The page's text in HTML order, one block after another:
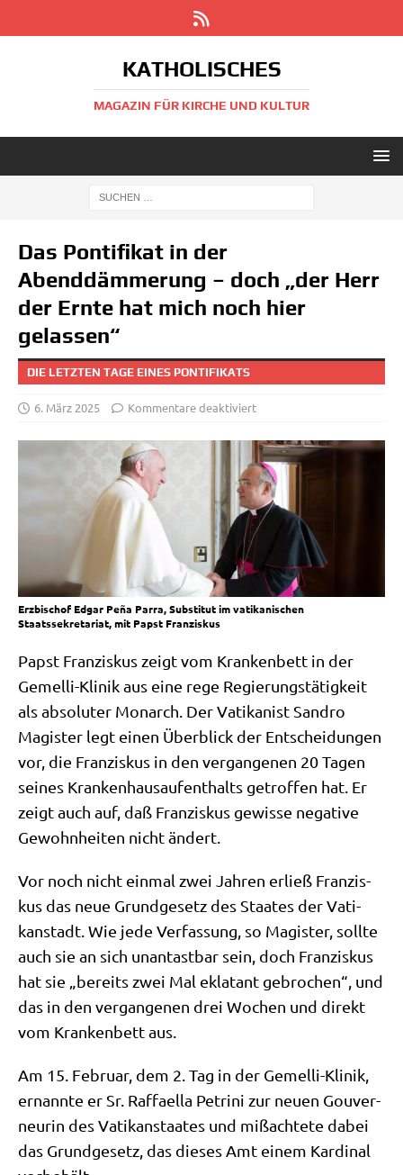
KATHOLISCHES
MAGAZIN FÜR KIRCHE UND KULTUR
Das Pontifikat in der
Abenddämmerung – doch „der Herr
der Ernte hat mich noch hier
gelassen“
DIE LETZTEN TAGE EINES PONTIFIKATS
6. März 2025 Kommentare deaktiviert
Erzbischof Edgar Peña Parra, Substitut im vatikanischen
Staatssekretariat, mit Papst Franziskus
Papst Fran­zis­kus zeigt vom Kran­ken­bett in der
Gemel­li-Kli­nik aus eine rege Regie­rungs­tä­tig­keit
als abso­lu­ter Mon­arch. Der Vati­ka­nist San­dro
Magi­ster legt einen Über­blick der Ent­schei­dun­gen
vor, die Fran­zis­kus in den ver­gan­ge­nen 20 Tagen
sei­nes Kran­ken­haus­auf­ent­halts getrof­fen hat. Er
zeigt auch auf, daß Fran­zis­kus gewis­se nega­ti­ve
Gewohn­hei­ten nicht ändert.
Vor noch nicht ein­mal zwei Jah­ren erließ Fran­zis­
kus das neue Grund­ge­setz des Staa­tes der Vati­
kan­stadt. Wie jede Ver­fas­sung, so Magi­ster, soll­te
auch sie an sich unan­tast­bar sein, doch Fran­zis­kus
hat sie „bereits zwei Mal ekla­tant gebro­chen“, und
das in den ver­gan­ge­nen drei Wochen und direkt
vom Kran­ken­bett aus.
Am 15. Febru­ar, dem 2. Tag in der Gemel­li-Kli­nik,
ernann­te er Sr. Raf­fa­el­la Pet­ri­ni zur neu­en Gou­ver­
neu­rin des Vati­kan­staa­tes und miß­ach­te­te dabei
das Grund­ge­setz, das die­ses Amt einem Kar­di­nal